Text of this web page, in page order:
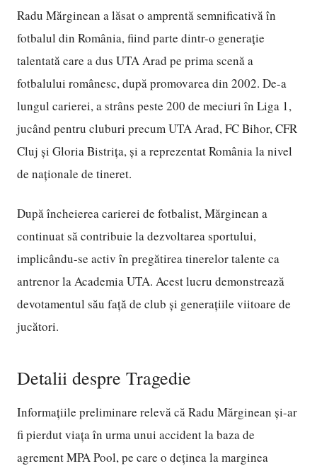
Radu Mărginean a lăsat o amprentă semnificativă în
fotbalul din România, fiind parte dintr-o generație
talentată care a dus UTA Arad pe prima scenă a
fotbalului românesc, după promovarea din 2002. De-a
lungul carierei, a strâns peste 200 de meciuri în Liga 1,
jucând pentru cluburi precum UTA Arad, FC Bihor, CFR
Cluj și Gloria Bistrița, și a reprezentat România la nivel
de naționale de tineret.
După încheierea carierei de fotbalist, Mărginean a
continuat să contribuie la dezvoltarea sportului,
implicându-se activ în pregătirea tinerelor talente ca
antrenor la Academia UTA. Acest lucru demonstrează
devotamentul său față de club și generațiile viitoare de
jucători.
Detalii despre Tragedie
Informațiile preliminare relevă că Radu Mărginean și-ar
fi pierdut viața în urma unui accident la baza de
agrement MPA Pool, pe care o deținea la marginea